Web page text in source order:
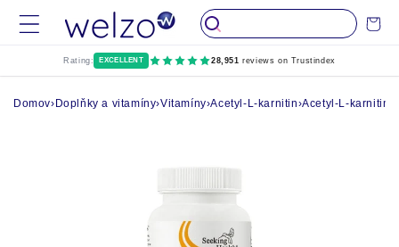
Přeskočit na
obsah
Vozík
Rating: EXCELLENT 28,951 reviews on Trustindex
Domov› Doplňky a vitamíny›Vitamíny›Acetyl-L-karnitin›Acetyl-L-karnitin,